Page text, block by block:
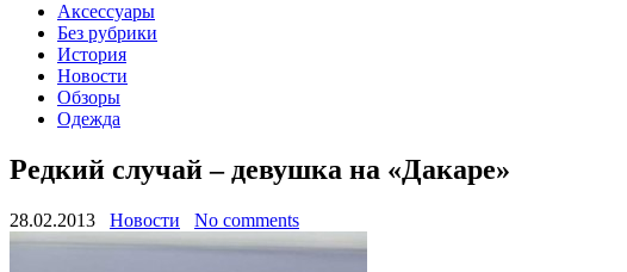
Аксессуары
Без рубрики
История
Новости
Обзоры
Одежда
Редкий случай – девушка на «Дакаре»
28.02.2013 Новости No comments